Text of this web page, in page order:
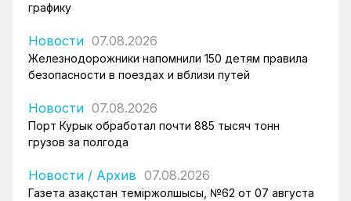
графику
Новости 07.08.2026
Железнодорожники напомнили 150 детям правила
безопасности в поездах и вблизи путей
Новости 07.08.2026
Порт Курык обработал почти 885 тысяч тонн
грузов за полгода
Новости / Архив 07.08.2026
Газета Қазақстан теміржолшысы, №62 от 07 августа